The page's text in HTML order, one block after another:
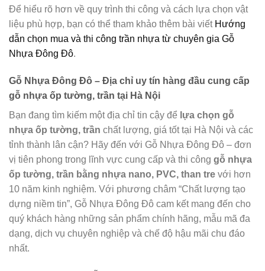
Để hiểu rõ hơn về quy trình thi công và cách lựa chọn vật
liệu phù hợp, bạn có thể tham khảo thêm bài viết Hướng
dẫn chọn mua và thi công trần nhựa từ chuyên gia Gỗ
Nhựa Đông Đô.
Gỗ Nhựa Đông Đô – Địa chỉ uy tín hàng đầu cung cấp
gỗ nhựa ốp tường, trần tại Hà Nội
Bạn đang tìm kiếm một địa chỉ tin cậy để lựa chọn gỗ
nhựa ốp tường, trần chất lượng, giá tốt tại Hà Nội và các
tỉnh thành lân cận? Hãy đến với Gỗ Nhựa Đông Đô – đơn
vị tiên phong trong lĩnh vực cung cấp và thi công gỗ nhựa
ốp tường, trần bằng nhựa nano, PVC, than tre với hơn
10 năm kinh nghiệm. Với phương châm “Chất lượng tạo
dựng niềm tin”, Gỗ Nhựa Đông Đô cam kết mang đến cho
quý khách hàng những sản phẩm chính hãng, mẫu mã đa
dạng, dịch vụ chuyên nghiệp và chế độ hậu mãi chu đáo
nhất.